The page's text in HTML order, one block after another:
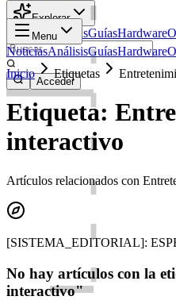
Explorar
NoticiasAnálisisGuíasHardware
Acceder
Menu
NoticiasAnálisisGuíasHardware
Inicio
Etiquetas
Etiqueta:
interactivo
Artículos relacionados con
[SISTEMA_EDITORIAL]:
No hay artículos con la
interactivo"